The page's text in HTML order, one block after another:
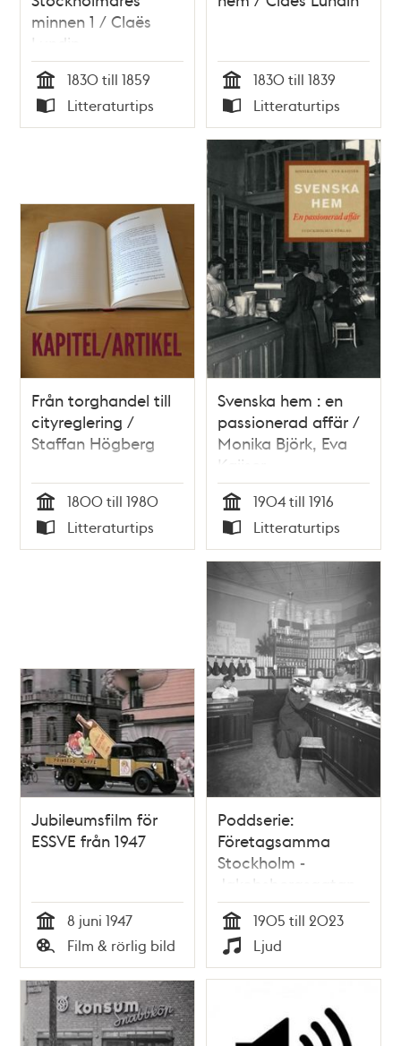
minnen 1 / Claës
Lundin
Tid
1830 till 1859
Typ
Litteraturtips Tid
1830 till 1839
Typ
Litteraturtips
Från torghandel till
cityreglering /
Staffan Högberg
Tid
1800 till 1980
Typ
Litteraturtips
Svenska hem : en
passionerad affär /
Monika Björk, Eva
Kaijser
Tid
1904 till 1916
Typ
Litteraturtips
Jubileumsfilm för
ESSVE från 1947
Tid
8 juni 1947
Typ
Film & rörlig bild
Poddserie:
Företagsamma
Stockholm -
Jakobsbergsgatan
6, Svenska Hem
Tid
1905 till 2023
Typ
Ljud